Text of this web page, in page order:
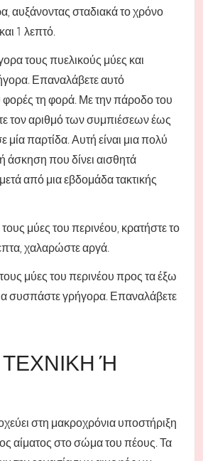
αυξάνοντας σταδιακά το χρόνο
1 λεπτό.
τους πυελικούς μύες και
Επαναλάβετε αυτό
φορές τη φορά. Με την πάροδο του
τον αριθμό των συμπιέσεων έως
μία παρτίδα. Αυτή είναι μια πολύ
άσκηση που δίνει αισθητά
από μια εβδομάδα τακτικής
μύες του περινέου, κρατήστε το
χαλαρώστε αργά.
μύες του περινέου προς τα έξω
συσπάστε γρήγορα. Επαναλάβετε
Ή J
στη μακροχρόνια υποστήριξη
αίματος στο σώμα του πέους. Τα